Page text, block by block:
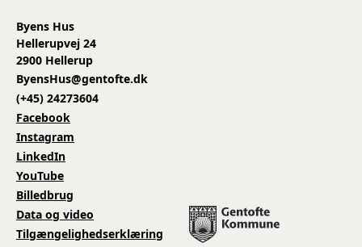
Byens Hus
Hellerupvej 24
2900 Hellerup
ByensHus@gentofte.dk
(+45) 24273604
Facebook
Instagram
LinkedIn
YouTube
Billedbrug
Data og video
Tilgængelighedserklæring